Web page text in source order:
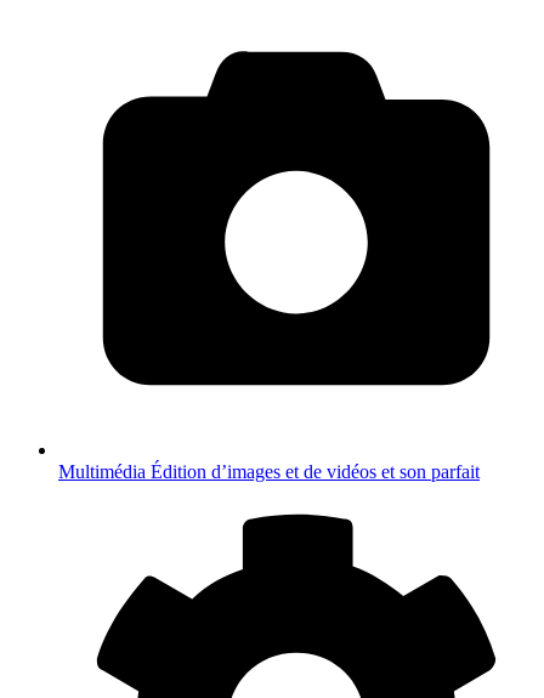
Multimédia Édition d’images et de vidéos et son parfait